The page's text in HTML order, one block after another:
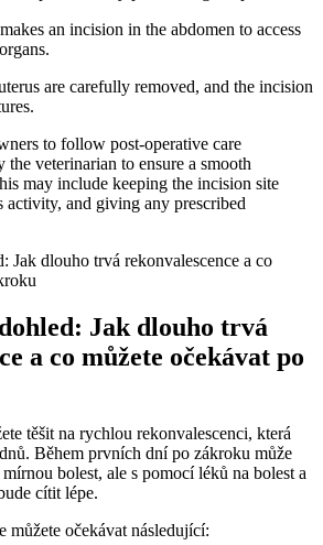
an incision in the abdomen to access
are carefully removed, and the incision
to follow post-operative care
veterinarian to ensure a smooth
may include keeping the incision site
activity, and giving any prescribed
Jak dlouho trvá
a co můžete očekávat po
těšit na rychlou rekonvalescenci, která
Během prvních dní po zákroku může
bolest, ale s pomocí léků na bolest a
cítit lépe.
můžete očekávat následující: